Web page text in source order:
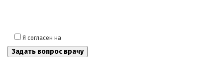
Я согласен на